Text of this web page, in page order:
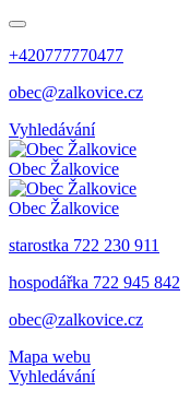
+420777770477
obec@zalkovice.cz
Vyhledávání
Obec Žalkovice
Obec Žalkovice
starostka 722 230 911
hospodářka 722 945 842
obec@zalkovice.cz
Mapa webu
Vyhledávání